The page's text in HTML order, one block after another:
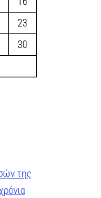
23
30
της